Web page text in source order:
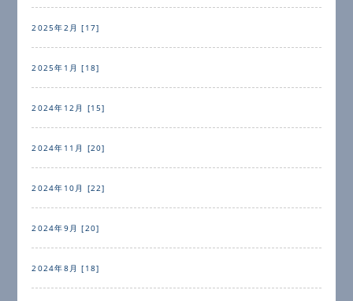
2025年2月 [17]
2025年1月 [18]
2024年12月 [15]
2024年11月 [20]
2024年10月 [22]
2024年9月 [20]
2024年8月 [18]